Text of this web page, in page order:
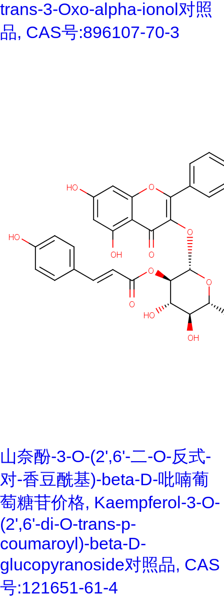
trans-3-Oxo-alpha-ionol对照
品, CAS号:896107-70-3
山奈酚-3-O-(2',6'-二-O-反式-
对-香豆酰基)-beta-D-吡喃葡
萄糖苷价格, Kaempferol-3-O-
(2',6'-di-O-trans-p-
coumaroyl)-beta-D-
glucopyranoside对照品, CAS
号:121651-61-4